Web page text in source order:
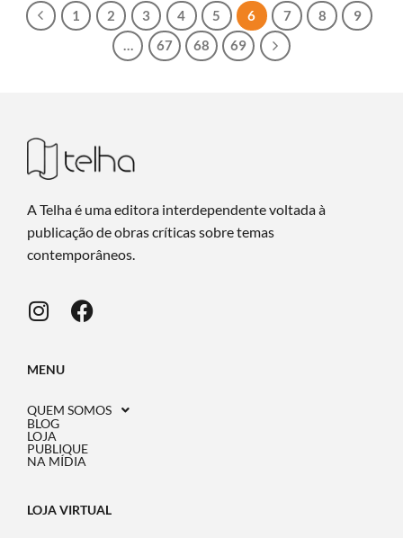
1 2 3 4 5 6 7 8
9
…
67 68 69
A Telha é uma editora interdependente voltada à
publicação de obras críticas sobre temas
contemporâneos.
MENU
QUEM SOMOS
BLOG
LOJA
PUBLIQUE
NA MÍDIA
LOJA VIRTUAL